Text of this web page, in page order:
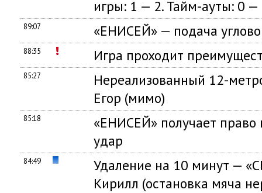
игры: 1 — 2. Тайм-ауты: 0 —
89:07 «ЕНИСЕЙ» — подача
88:35 Игра проходит
85:27
Нереализованный 12-
Егор (мимо)
85:18
«ЕНИСЕЙ» получает
удар
84:49
Удаление на 10 минут —
Кирилл (остановка мяча